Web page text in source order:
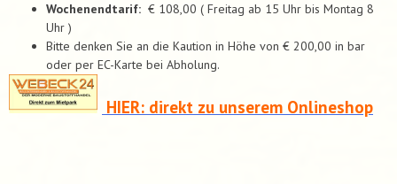
Wochenendtarif: € 108,00 ( Freitag ab 15 Uhr bis Montag 8
Uhr )
Bitte denken Sie an die Kaution in Höhe von € 200,00 in bar
oder per EC-Karte bei Abholung.
HIER: direkt zu unserem Onlineshop